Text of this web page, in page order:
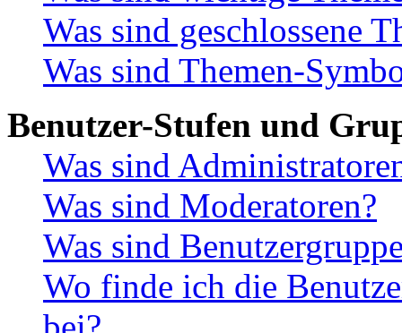
Was sind geschlossene
Was sind Themen-
Benutzer-Stufen und
Was sind
Was sind Moderatoren?
Was sind
Wo finde ich die